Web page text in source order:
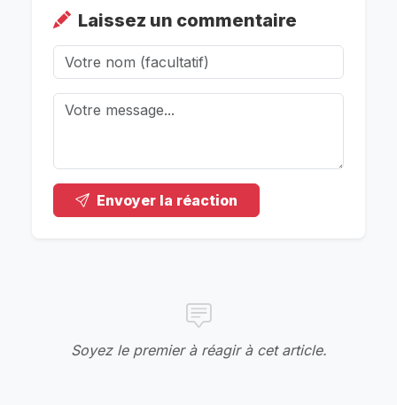
Laissez un commentaire
Envoyer la réaction
Soyez le premier à réagir à cet article.